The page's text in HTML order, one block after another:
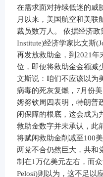
在需求面对持续低迷的威
月以来，美国航空和美联
裁员数万人。 依据经济政
Institute)经济学家比文斯
再发放救助金，到2021年
位，即便将救助金金额减
文斯说：咱们不应该以
病毒的死灰复燃，7月份
姆努钦周四表明，特朗普
闲保障的根底，这会成为
救助金数字并未承认，此
将赋闲救助金削减至100
两党不合仍然巨大，共和
制在1万亿美元左右，而
Pelosi)则以为，这不足以